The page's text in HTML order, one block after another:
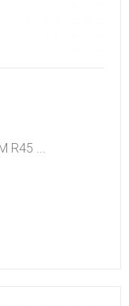
R45 ...